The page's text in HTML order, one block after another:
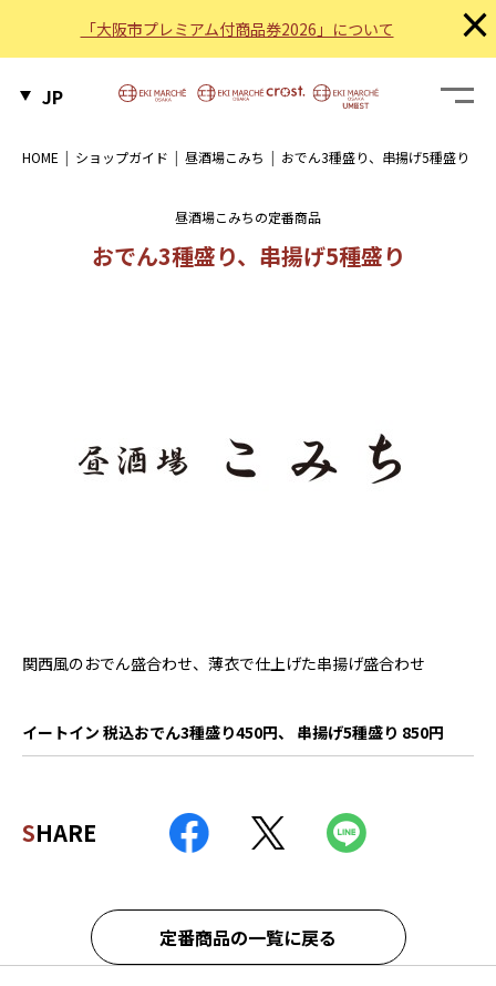
「大阪市プレミアム付商品券2026」について ×
JP
HOME ショップガイド 昼酒場こみち おでん3種盛り、串揚げ5種盛り
昼酒場こみちの定番商品
おでん3種盛り、串揚げ5種盛り
関西風のおでん盛合わせ、薄衣で仕上げた串揚げ盛合わせ
イートイン 税込おでん3種盛り450円、 串揚げ5種盛り 850円
SHARE
定番商品の一覧に戻る